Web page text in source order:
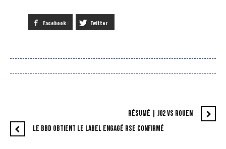
Facebook Twitter
RÉSUMÉ | J02 VS ROUEN
LE BBD OBTIENT LE LABEL ENGAGÉ RSE CONFIRMÉ